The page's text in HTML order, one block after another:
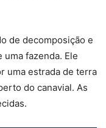
de decomposição e
fazenda. Ele
uma estrada de terra
do canavial. As